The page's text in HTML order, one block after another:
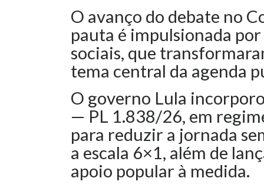
O avanço do debate no
pauta é impulsionada
sociais, que
tema central da agenda
O governo Lula
— PL 1.838/26, em
para reduzir a jornada
a escala 6×1, além de
apoio popular à medida.